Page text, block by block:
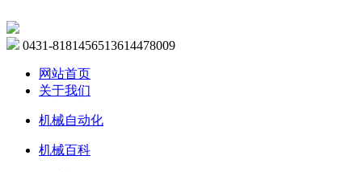
0431-8181456513614478009
网站首页
关于我们
机械自动化
机械百科